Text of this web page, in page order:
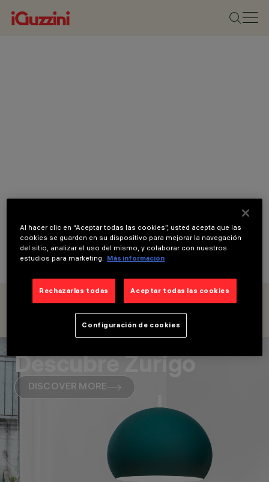
CATEGORÍAS
LUMINARIAS DE
PRODUCTOS
OVERVIEW PRODUCTOS
Descubre Zurigo
DISCOVER MORE
Al hacer clic en “Aceptar todas las cookies”, usted acepta que las
cookies se guarden en su dispositivo para mejorar la navegación
del sitio, analizar el uso del mismo, y colaborar con nuestros
estudios para marketing. Más información
Rechazarlas todas Aceptar todas las cookies
Configuración de cookies